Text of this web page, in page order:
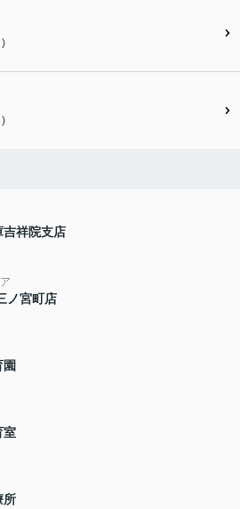
)
)
吉祥院支店
ノ宮町店
室
所